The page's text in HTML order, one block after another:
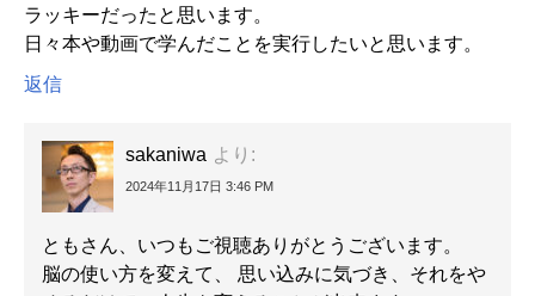
ラッキーだったと思います。
日々本や動画で学んだことを実行したいと思います。
返信
sakaniwa より:
2024年11月17日 3:46 PM
ともさん、いつもご視聴ありがとうございます。
脳の使い方を変えて、 思い込みに気づき、それをや